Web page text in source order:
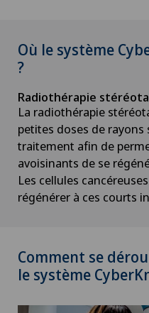
Où le système
?
Radiothérapie
La radiothérapie
petites doses de
traitement afin de
avoisinants de se
Les cellules
régénérer à ces courts
Comment se
le système